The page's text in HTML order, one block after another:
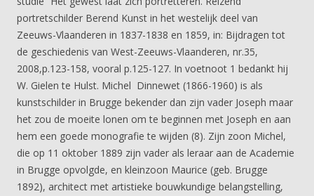
portretschilder Berend Kunst in het westelijk deel van
Zeeuws-Vlaanderen in 1837-1838 en 1859, in: Bijdragen tot
de geschiedenis van West-Zeeuws-Vlaanderen, nr.35,
2008,p.123-158, vooral p.125-127. In voetnoot 1 bedankt hij
W. Gielen te Hulst. Michel Dinnewet (1866-1960) is als
kunstschilder in Brugge bekender dan zijn vader Joseph maar
het zou de moeite lonen om te beginnen met Joseph en aan
hem een goede monografie te wijden (8). Zijn zoon Michel,
die op 11 oktober 1889 zijn vader als leraar aan de Academie
in Brugge opvolgde, en kleinzoon Maurice (geb. Brugge
1892), architect met artistieke bouwkundige belangstelling,